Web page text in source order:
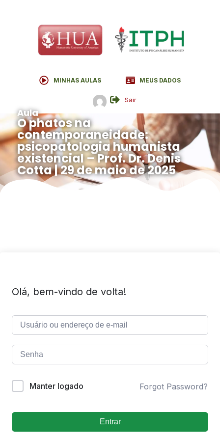
MINHAS AULAS MEUS DADOS
Sair
Aula
O phatos na
contemporaneidade:
psicopatologia humanista
existencial – Prof. Dr. Denis
Cotta | 29 de maio de 2025
Olá, bem-vindo de volta!
Manter logado Forgot Password?
Entrar